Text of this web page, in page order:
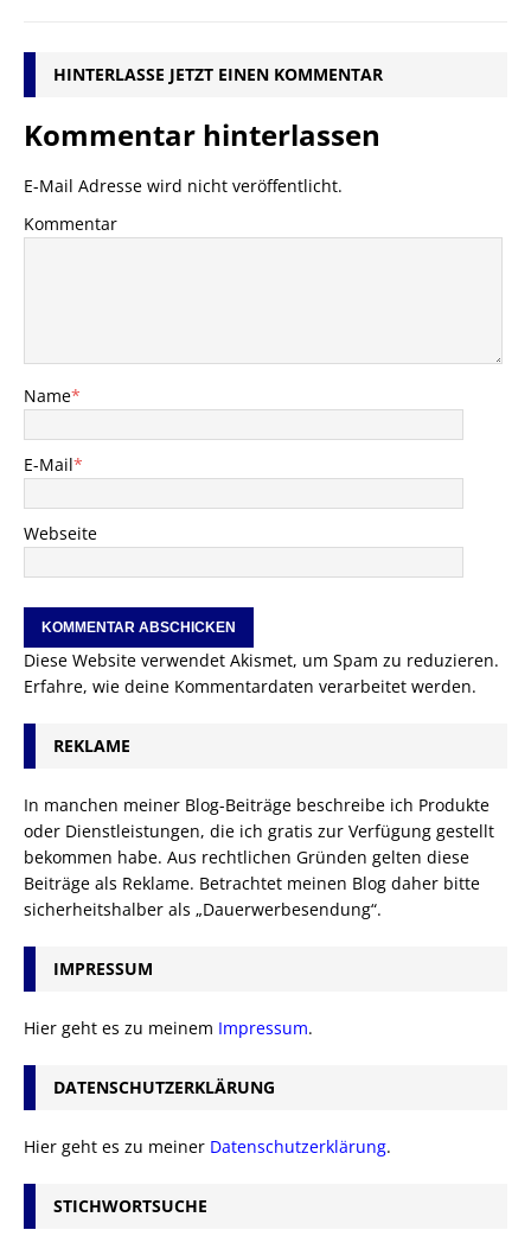
HINTERLASSE JETZT EINEN KOMMENTAR
Kommentar hinterlassen
E-Mail Adresse wird nicht veröffentlicht.
Kommentar
Name*
E-Mail*
Webseite
Diese Website verwendet Akismet, um Spam zu reduzieren.
Erfahre, wie deine Kommentardaten verarbeitet werden.
REKLAME
In manchen meiner Blog-Beiträge beschreibe ich Produkte
oder Dienstleistungen, die ich gratis zur Verfügung gestellt
bekommen habe. Aus rechtlichen Gründen gelten diese
Beiträge als Reklame. Betrachtet meinen Blog daher bitte
sicherheitshalber als „Dauerwerbesendung“.
IMPRESSUM
Hier geht es zu meinem Impressum.
DATENSCHUTZERKLÄRUNG
Hier geht es zu meiner Datenschutzerklärung.
STICHWORTSUCHE